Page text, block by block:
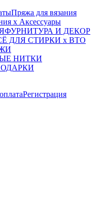
Пряжа для вязания
х Аксессуары
ФУРНИТУРА И ДЕКОР
ДЛЯ СТИРКИ х ВТО
НИТКИ
Регистрация